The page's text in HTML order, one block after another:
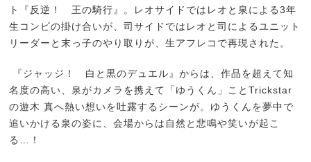
ト『反逆！ 王の騎行』。レオサイドではレオと泉による3年
生コンビの掛け合いが、司サイドではレオと司によるユニット
リーダーと末っ子のやり取りが、生アフレコで再現された。
『ジャッジ！ 白と黒のデュエル』からは、作品を超えて知
名度の高い、泉がカメラを携えて「ゆうくん」ことTrickstar
の遊木 真へ熱い想いを吐露するシーンが。ゆうくんを夢中で
追いかける泉の姿に、会場からは自然と悲鳴や笑いが起こ
る…！